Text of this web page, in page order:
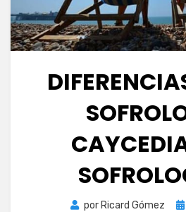
por Ricard Gómez